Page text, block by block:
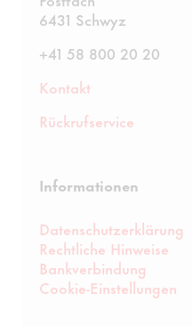
6431 Schwyz
+41 58 800 20 20
Kontakt
Rückrufservice
Informationen
Datenschutzerklärung
Rechtliche Hinweise
Bankverbindung
Cookie-Einstellungen